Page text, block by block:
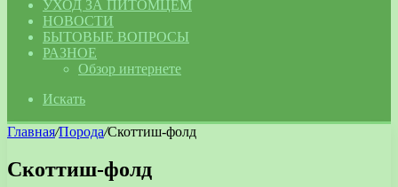
УХОД ЗА ПИТОМЦЕМ
НОВОСТИ
БЫТОВЫЕ ВОПРОСЫ
РАЗНОЕ
Обзор интернете
Искать
Главная/Порода/Скоттиш-фолд
Скоттиш-фолд